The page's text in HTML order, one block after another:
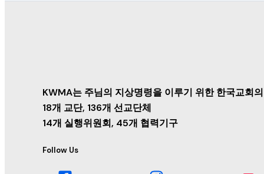
KWMA는 주님의 지상명령을 이루기 위한 한국교회
18개 교단, 136개 선교단체
14개 실행위원회, 45개 협력기구
Follow Us